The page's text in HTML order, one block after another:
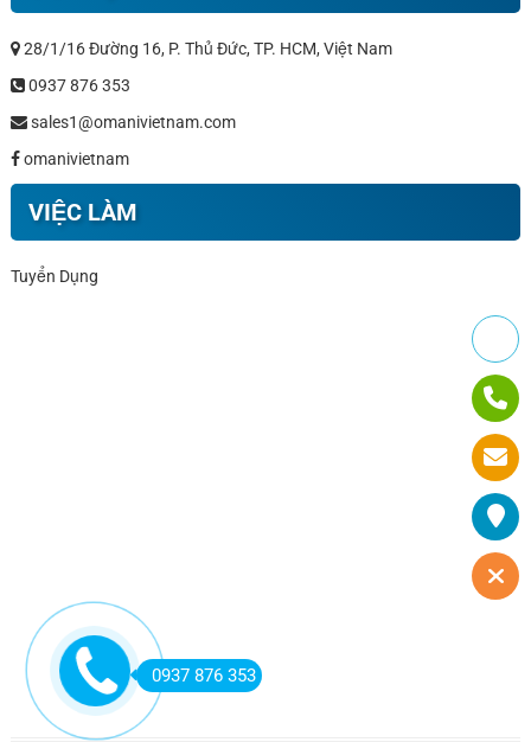
28/1/16 Đường 16, P. Thủ Đức, TP. HCM, Việt Nam
0937 876 353
sales1@omanivietnam.com
omanivietnam
VIỆC LÀM
Tuyển Dụng
0937 876 353